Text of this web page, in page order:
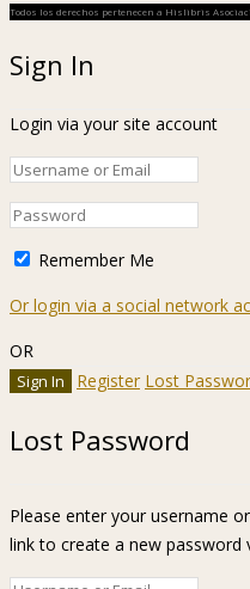
Todos los derechos pertenecen a Hislibris
Sign In
Login via your site account
Remember Me
Or login via a social network
OR
Register Lost
Lost Password
Please enter your username
link to create a new password